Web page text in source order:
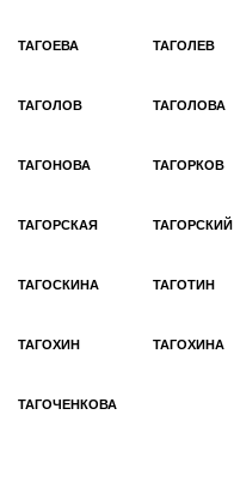
ТАГОЕВА ТАГОЛЕВ
ТАГОЛОВ ТАГОЛОВА
ТАГОНОВА ТАГОРКОВ
ТАГОРСКАЯ ТАГОРСКИЙ
ТАГОСКИНА ТАГОТИН
ТАГОХИН ТАГОХИНА
ТАГОЧЕНКОВА